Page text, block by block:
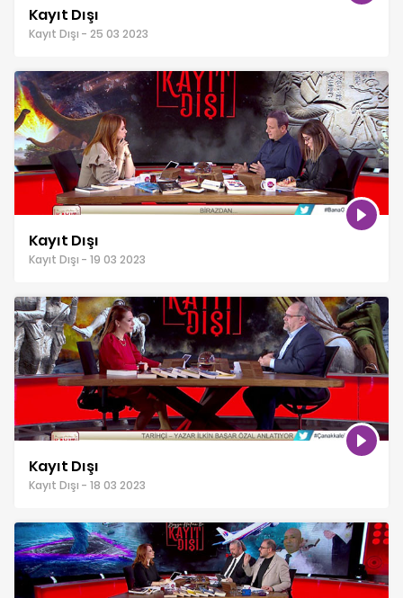
Kayıt Dışı
Kayıt Dışı - 25 03 2023
Kayıt Dışı
Kayıt Dışı - 19 03 2023
Kayıt Dışı
Kayıt Dışı - 18 03 2023